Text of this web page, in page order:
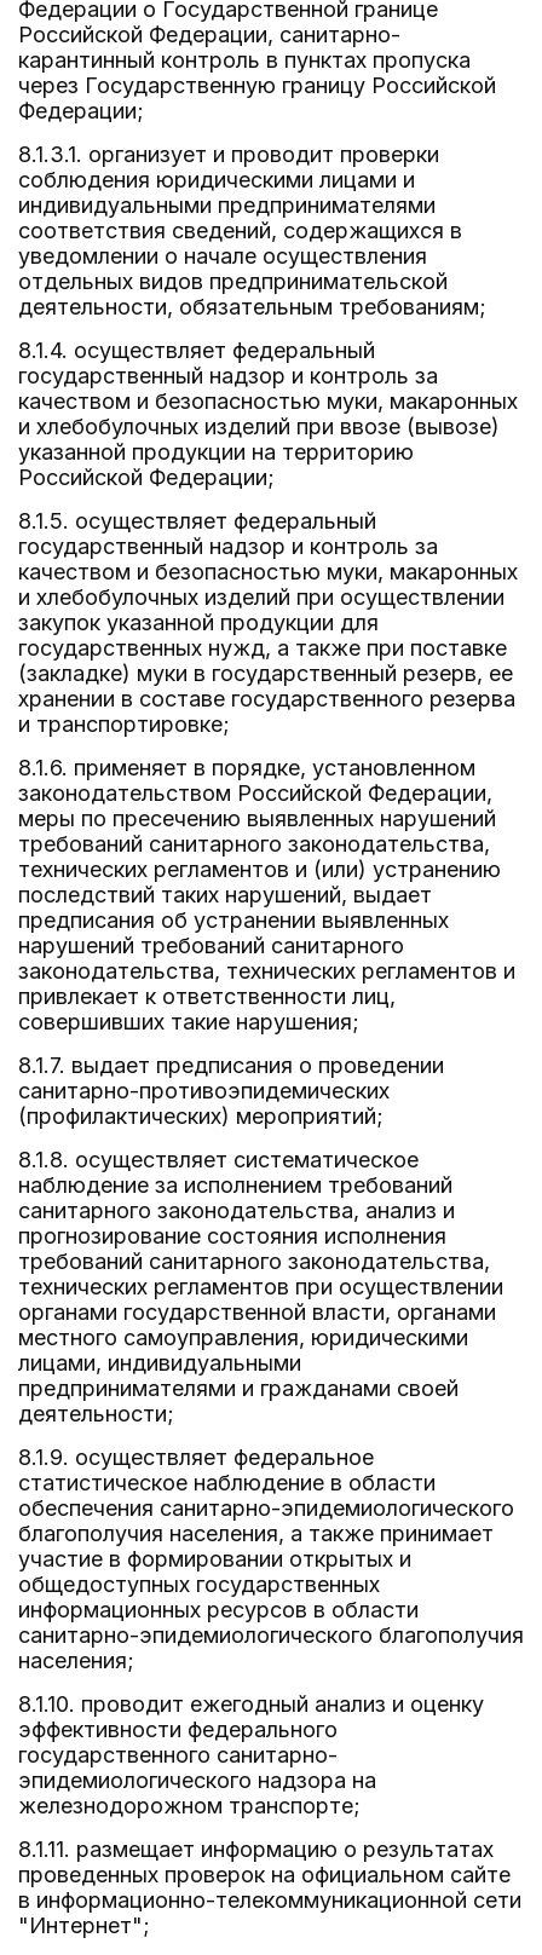
Федерации о Государственной границе
Российской Федерации, санитарно-
карантинный контроль в пунктах пропуска
через Государственную границу Российской
Федерации;
8.1.3.1. организует и проводит проверки
соблюдения юридическими лицами и
индивидуальными предпринимателями
соответствия сведений, содержащихся в
уведомлении о начале осуществления
отдельных видов предпринимательской
деятельности, обязательным требованиям;
8.1.4. осуществляет федеральный
государственный надзор и контроль за
качеством и безопасностью муки, макаронных
и хлебобулочных изделий при ввозе (вывозе)
указанной продукции на территорию
Российской Федерации;
8.1.5. осуществляет федеральный
государственный надзор и контроль за
качеством и безопасностью муки, макаронных
и хлебобулочных изделий при осуществлении
закупок указанной продукции для
государственных нужд, а также при поставке
(закладке) муки в государственный резерв, ее
хранении в составе государственного резерва
и транспортировке;
8.1.6. применяет в порядке, установленном
законодательством Российской Федерации,
меры по пресечению выявленных нарушений
требований санитарного законодательства,
технических регламентов и (или) устранению
последствий таких нарушений, выдает
предписания об устранении выявленных
нарушений требований санитарного
законодательства, технических регламентов и
привлекает к ответственности лиц,
совершивших такие нарушения;
8.1.7. выдает предписания о проведении
санитарно-противоэпидемических
(профилактических) мероприятий;
8.1.8. осуществляет систематическое
наблюдение за исполнением требований
санитарного законодательства, анализ и
прогнозирование состояния исполнения
требований санитарного законодательства,
технических регламентов при осуществлении
органами государственной власти, органами
местного самоуправления, юридическими
лицами, индивидуальными
предпринимателями и гражданами своей
деятельности;
8.1.9. осуществляет федеральное
статистическое наблюдение в области
обеспечения санитарно-эпидемиологического
благополучия населения, а также принимает
участие в формировании открытых и
общедоступных государственных
информационных ресурсов в области
санитарно-эпидемиологического благополучия
населения;
8.1.10. проводит ежегодный анализ и оценку
эффективности федерального
государственного санитарно-
эпидемиологического надзора на
железнодорожном транспорте;
8.1.11. размещает информацию о результатах
проведенных проверок на официальном сайте
в информационно-телекоммуникационной сети
"Интернет";